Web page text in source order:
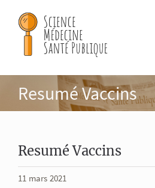
Resumé Vaccins
Resumé Vaccins
11 mars 2021